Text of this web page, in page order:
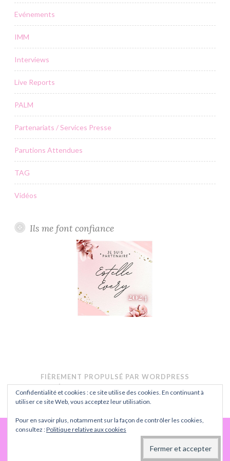
Evénements
IMM
Interviews
Live Reports
PALM
Partenariats / Services Presse
Parutions Attendues
TAG
Vidéos
Ils me font confiance
FIÈREMENT PROPULSÉ PAR WORDPRESS
THÈME : BUTTON PARAUTOMATTIC.
CONFIDENTIALITÉ
Confidentialité et cookies : ce site utilise des cookies. En continuant à
utiliser ce site Web, vous acceptez leur utilisation.
Pour en savoir plus, notamment sur la façon de contrôler les cookies,
consultez :Politique relative aux cookies